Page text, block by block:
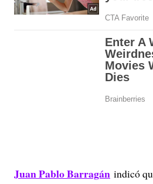
Juan Pablo Barragán indicó